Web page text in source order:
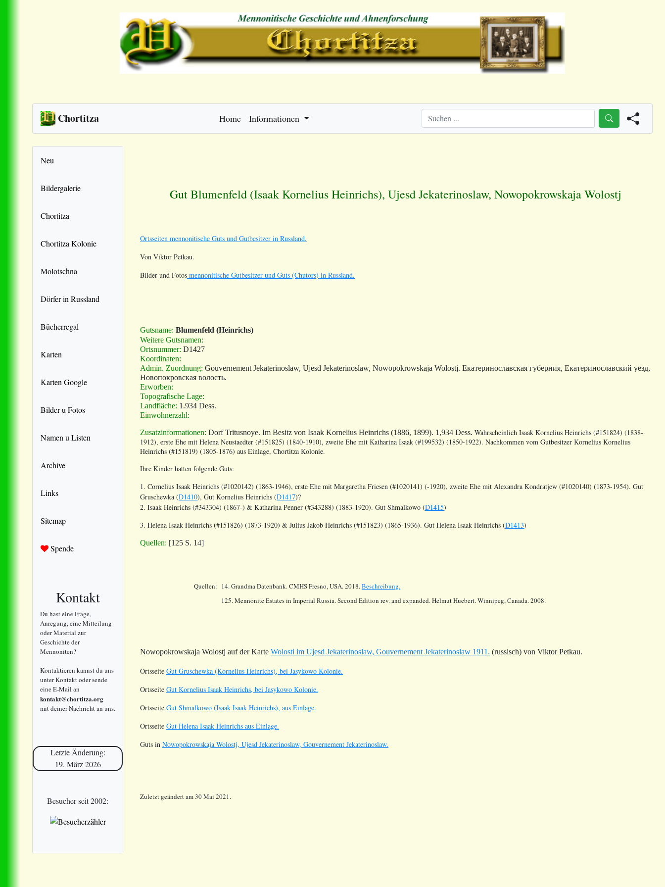
Chortitza Home Informationen
Neu
Bildergalerie
Chortitza
Chortitza Kolonie
Molotschna
Dörfer in Russland
Bücherregal
Karten
Karten Google
Bilder u Fotos
Namen u Listen
Archive
Links
Sitemap
Spende
Kontakt
Du hast eine Frage,
Anregung, eine Mitteilung
oder Material zur
Geschichte der
Mennoniten?
Kontaktieren kannst du uns
unter Kontakt oder sende
eine E-Mail an
kontakt@chortitza.org
mit deiner Nachricht an uns.
Letzte Änderung:
19. März 2026
Besucher seit 2002:
Gut Blumenfeld (Isaak Kornelius Heinrichs), Ujesd Jekaterinoslaw, Nowopokrowskaja Wolostj
Ortsseiten mennonitische Guts und Gutbesitzer in Russland.
Von Viktor Petkau.
Bilder und Fotos mennonitische Gutbesitzer und Guts (Chutors) in Russland.
Gutsname: Blumenfeld (Heinrichs)
Weitere Gutsnamen:
Ortsnummer: D1427
Koordinaten:
Admin. Zuordnung: Gouvernement Jekaterinoslaw, Ujesd Jekaterinoslaw, Nowopokrowskaja Wolostj. Екатеринославская губерния, Екатеринославский уезд,
Новопокровская волость.
Erworben:
Topografische Lage:
Landfläche: 1.934 Dess.
Einwohnerzahl:
Zusatzinformationen: Dorf Tritusnoye. Im Besitz von Isaak Kornelius Heinrichs (1886, 1899). 1,934 Dess. Wahrscheinlich Isaak Kornelius Heinrichs (#151824) (1838-
1912), erste Ehe mit Helena Neustaedter (#151825) (1840-1910), zweite Ehe mit Katharina Isaak (#199532) (1850-1922). Nachkommen vom Gutbesitzer Kornelius Kornelius
Heinrichs (#151819) (1805-1876) aus Einlage, Chortitza Kolonie.
Ihre Kinder hatten folgende Guts:
1. Cornelius Isaak Heinrichs (#1020142) (1863-1946), erste Ehe mit Margaretha Friesen (#1020141) (-1920), zweite Ehe mit Alexandra Kondratjew (#1020140) (1873-1954). Gut
Gruschewka (D1410), Gut Kornelius Heinrichs (D1417)?
2. Isaak Heinrichs (#343304) (1867-) & Katharina Penner (#343288) (1883-1920). Gut Shmalkowo (D1415)
3. Helena Isaak Heinrichs (#151826) (1873-1920) & Julius Jakob Heinrichs (#151823) (1865-1936). Gut Helena Isaak Heinrichs (D1413)
Quellen: [125 S. 14]
Quellen: 14.Grandma Datenbank. CMHS Fresno, USA. 2018.Beschreibung.
125. Mennonite Estates in Imperial Russia. Second Edition rev. and expanded. Helmut Huebert. Winnipeg, Canada. 2008.
Nowopokrowskaja Wolostj auf der Karte Wolosti im Ujesd Jekaterinoslaw, Gouvernement Jekaterinoslaw 1911. (russisch) von Viktor Petkau.
Ortsseite Gut Gruschewka (Kornelius Heinrichs), bei Jasykowo Kolonie.
Ortsseite Gut Kornelius Isaak Heinrichs, bei Jasykowo Kolonie.
Ortsseite Gut Shmalkowo (Isaak Isaak Heinrichs), aus Einlage.
Ortsseite Gut Helena Isaak Heinrichs aus Einlage.
Guts in Nowopokrowskaja Wolostj, Ujesd Jekaterinoslaw, Gouvernement Jekaterinoslaw.
Zuletzt geändert am 30 Mai 2021.